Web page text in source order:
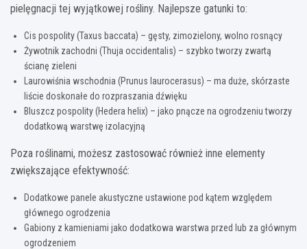
pielęgnacji tej wyjątkowej rośliny. Najlepsze gatunki to:
Cis pospolity (Taxus baccata) – gęsty, zimozielony, wolno rosnący
Żywotnik zachodni (Thuja occidentalis) – szybko tworzy zwartą
ścianę zieleni
Laurowiśnia wschodnia (Prunus laurocerasus) – ma duże, skórzaste
liście doskonałe do rozpraszania dźwięku
Bluszcz pospolity (Hedera helix) – jako pnącze na ogrodzeniu tworzy
dodatkową warstwę izolacyjną
Poza roślinami, możesz zastosować również inne elementy
zwiększające efektywność:
Dodatkowe panele akustyczne ustawione pod kątem względem
głównego ogrodzenia
Gabiony z kamieniami jako dodatkowa warstwa przed lub za głównym
ogrodzeniem